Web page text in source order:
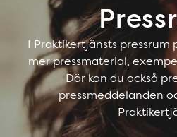
I Praktikertjänsts pressrum
mer pressmaterial,
Där kan du också
pressmeddelanden